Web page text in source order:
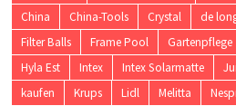
China
China-Tools Crystal de
Filter Balls
Frame Pool Gartenpflege
Hyla Est
Intex Intex Solarmatte
kaufen
Krups Lidl Melitta